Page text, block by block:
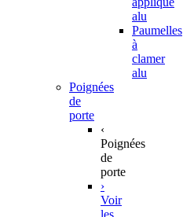
alu
Paumelles
à
clamer
alu
Poignées
de
porte
‹
Poignées
de
porte
›
Voir
les